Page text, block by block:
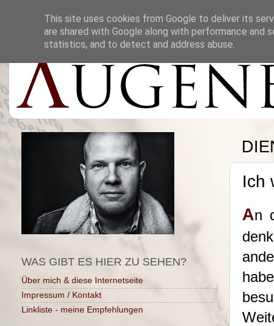
Ich
An
WAS GIBT ES HIER ZU SEHEN?
Über mich & diese Internetseite
Impressum / Kontakt
Linkliste - meine Empfehlungen
This site uses cookies from Google to deliver its
are shared with Google along with performance
statistics, and to detect and address abuse.